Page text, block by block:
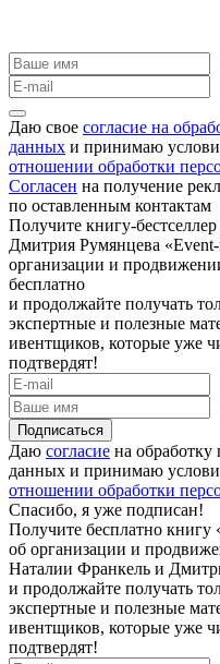
Даю свое согласие на
данных и принимаю
отношении обработки
Согласен на получение
по оставленным контактам
Получите книгу-
Дмитрия Румянцева
организации и
бесплатно
и продолжайте получать
экспертные и полезные
ивентщиков, которые уже
подтвердят!
Подписаться
Даю согласие на обработку
данных и принимаю
отношении обработки
Спасибо, я уже подписан!
Получите бесплатно книгу
об организации и
Наталии Франкель и
и продолжайте получать
экспертные и полезные
ивентщиков, которые уже
подтвердят!